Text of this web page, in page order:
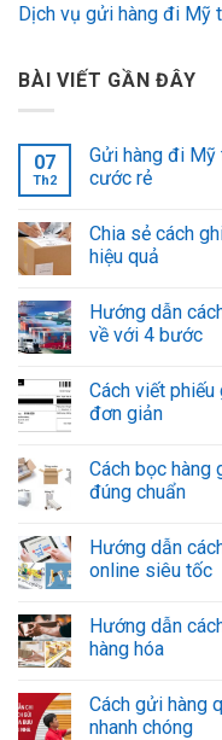
Dịch vụ gửi hàng đi Mỹ
BÀI VIẾT GẦN ĐÂY
07
Th2
Gửi hàng đi Mỹ
cước rẻ
Chia sẻ cách
hiệu quả
Hướng dẫn
về với 4 bước
Cách viết
đơn giản
Cách bọc hàng
đúng chuẩn
Hướng dẫn
online siêu tốc
Hướng dẫn
hàng hóa
Cách gửi hàng
nhanh chóng